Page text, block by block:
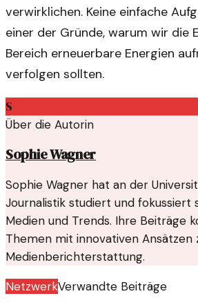
verwirklichen. Keine einfache
einer der Gründe, warum wir die
Bereich erneuerbare Energien
verfolgen sollten.
S
Über die Autorin
Sophie Wagner
Sophie Wagner hat an der
Journalistik studiert und fokussiert
Medien und Trends. Ihre Beiträge
Themen mit innovativen Ansätzen
Medienberichterstattung.
NetzwerkVerwandte Beiträge